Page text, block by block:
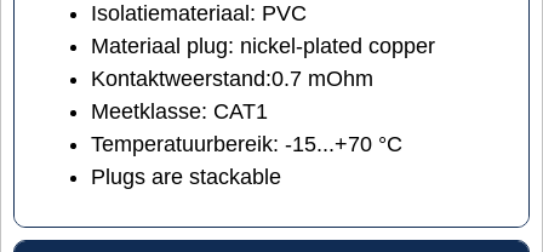
Isolatiemateriaal: PVC
Materiaal plug: nickel-plated copper
Kontaktweerstand:0.7 mOhm
Meetklasse: CAT1
Temperatuurbereik: -15...+70 °C
Plugs are stackable